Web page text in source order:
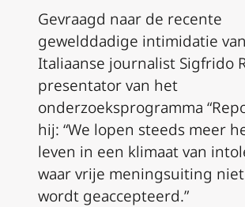
Gevraagd naar de recente
gewelddadige intimidatie
Italiaanse journalist Sigfrido
presentator van het
onderzoeksprogramma
hij: “We lopen steeds meer
leven in een klimaat van
waar vrije meningsuiting
wordt geaccepteerd.”